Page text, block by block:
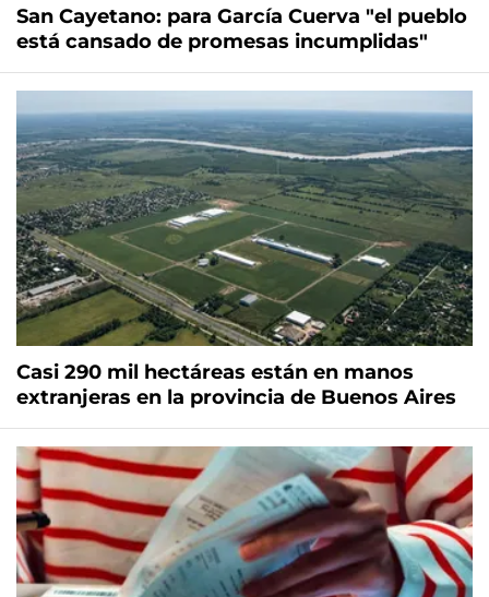
San Cayetano: para García Cuerva "el pueblo
está cansado de promesas incumplidas"
Casi 290 mil hectáreas están en manos
extranjeras en la provincia de Buenos Aires